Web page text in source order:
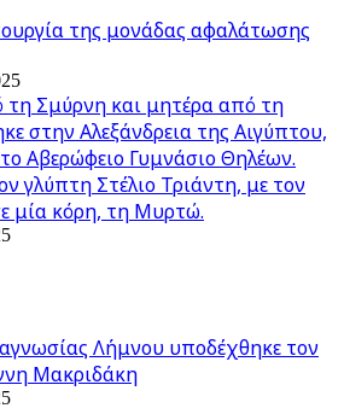
της μονάδας αφαλάτωσης
Σμύρνη και μητέρα από τη
στην Αλεξάνδρεια της Αιγύπτου,
Αβερώφειο Γυμνάσιο Θηλέων.
γλύπτη Στέλιο Τριάντη, με τον
μία κόρη, τη Μυρτώ.
Λήμνου υποδέχθηκε τον
Μακριδάκη